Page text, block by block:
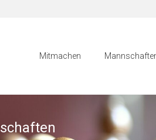
Mitmachen